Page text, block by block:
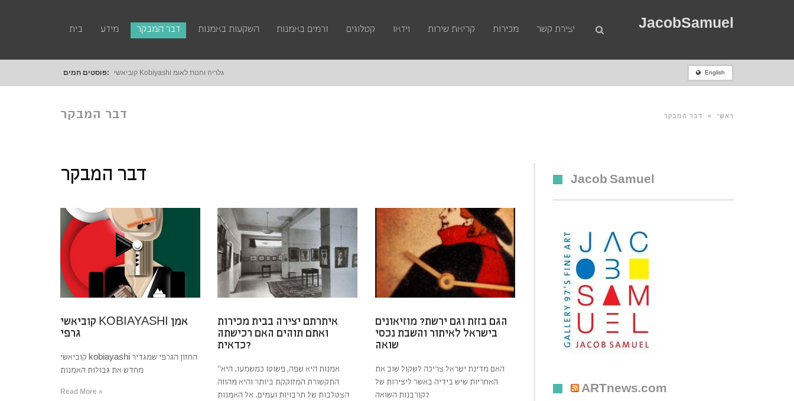
JacobSamuel בית מידע דבר המבקר השקעות באמנות זרמים באמנות קטלוגים וידאו קריאת שירות מכירות יצירת קשר
פוסטים חמים: קוביאשי Kobiyashi גלריה וחנות לאומנות דיגטלית English
דבר המבקר ראשי » דבר המבקר
דבר המבקר
קוביאשי KOBIAYASHI אמן
גרפי
קוביאשי kobiayashi החזון הגרפי שמגדיר
מחדש את גבולות האמנות
Read More »
איתרתם יצירה בבית מכירות
ואתם תוהים האם רכישתה
כדאית?
"אמנות היא שפה, פשוטו כמשמעו. היא
התקשורת המזוקקת ביותר והיא מהווה
הצטלבות של תרבויות ועמים. אל האמנות
הגם בזזת וגם ירשת? מוזיאונים
בישראל לאיתור והשבת נכסי
שואה
האם מדינת ישראל צריכה לשקול שוב את
האחריות שיש בידיה באשר ליצירות של
קורבנות השואה?
Jacob Samuel
ARTnews.com